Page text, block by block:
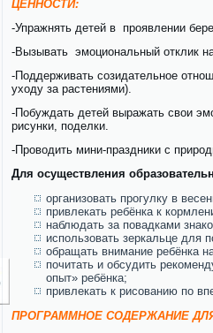
ЦЕННОСТИ:
-Упражнять детей в проявлении
-Вызывать эмоциональный отклик
-Поддерживать созидательное
уходу за растениями).
-Побуждать детей выражать свои
рисунки, поделки.
-Проводить мини-праздники с
Для осуществления
организовать прогулку в
привлекать ребёнка к
наблюдать за повадками
использовать зеркальце для
обращать внимание ребёнка
почитать и обсудить
опыт» ребёнка;
привлекать к рисованию по
ПРОГРАММНОЕ СОДЕРЖАНИЕ